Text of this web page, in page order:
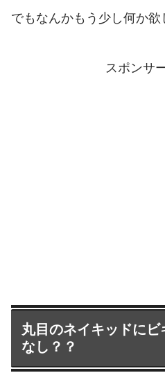
でもなんかもう少し何か欲
スポンサ
丸目のネイキッドにビ
なし？？